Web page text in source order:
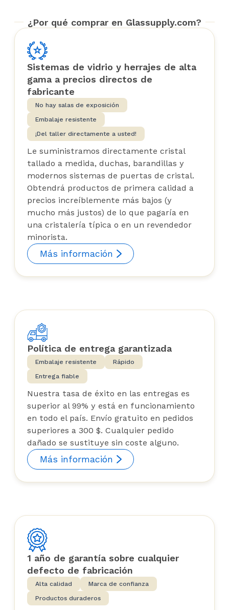
¿Por qué comprar en Glassupply.com?
Sistemas de vidrio y herrajes de alta
gama a precios directos de
fabricante
No hay salas de exposición
Embalaje resistente
¡Del taller directamente a usted!
Le suministramos directamente cristal
tallado a medida, duchas, barandillas y
modernos sistemas de puertas de cristal.
Obtendrá productos de primera calidad a
precios increíblemente más bajos (y
mucho más justos) de lo que pagaría en
una cristalería típica o en un revendedor
minorista.
Más información
Política de entrega garantizada
Embalaje resistente
Rápido
Entrega fiable
Nuestra tasa de éxito en las entregas es
superior al 99% y está en funcionamiento
en todo el país. Envío gratuito en pedidos
superiores a 300 $. Cualquier pedido
dañado se sustituye sin coste alguno.
Más información
1 año de garantía sobre cualquier
defecto de fabricación
Alta calidad
Marca de confianza
Productos duraderos